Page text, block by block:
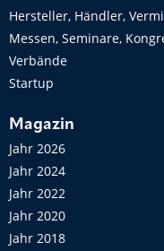
Hersteller, Händler,
Messen, Seminare,
Verbände
Startup
Magazin
Jahr 2026
Jahr 2024
Jahr 2022
Jahr 2020
Jahr 2018